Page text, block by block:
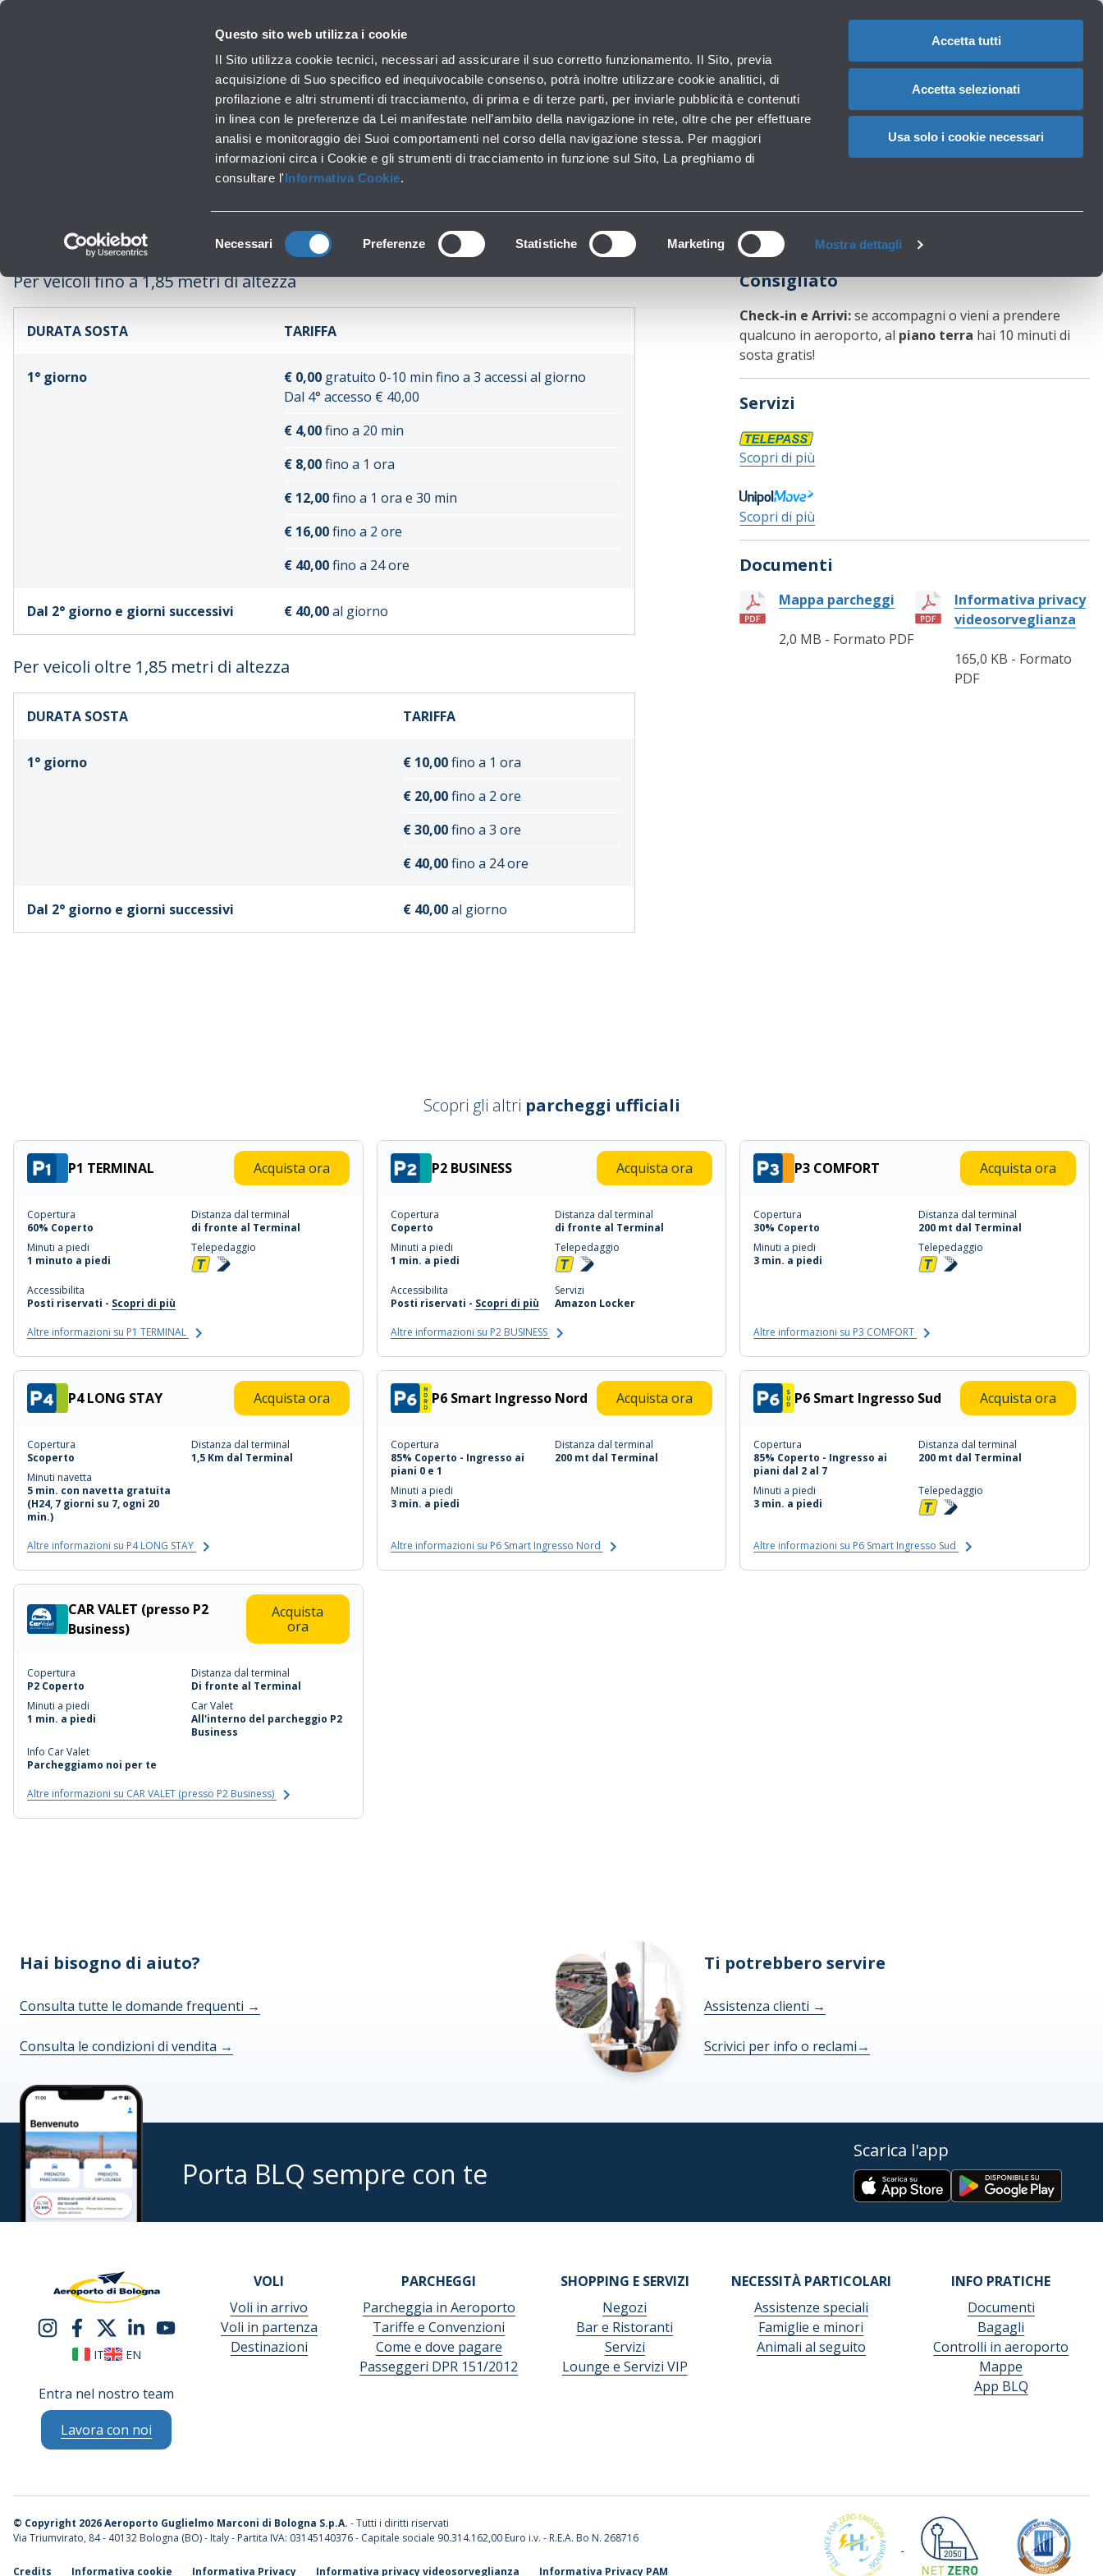
Questo sito web utilizza i cookie
Il Sito utilizza cookie tecnici, necessari ad assicurare il suo corretto funzionamento. Il Sito, previa
acquisizione di Suo specifico ed inequivocabile consenso, potrà inoltre utilizzare cookie analitici, di
profilazione e altri strumenti di tracciamento, di prima e di terze parti, per inviarle pubblicità e contenuti
in linea con le preferenze da Lei manifestate nell’ambito della navigazione in rete, oltre che per effettuare
analisi e monitoraggio dei Suoi comportamenti nel corso della navigazione stessa. Per maggiori
informazioni circa i Cookie e gli strumenti di tracciamento in funzione sul Sito, La preghiamo di
consultare l'Informativa Cookie.
del
Necessari Preferenze Statistiche Marketing Mostra dettagli
Accetta tutti
Accetta selezionati
Usa solo i cookie necessari
CAMBIA
Voli
Orari, destinazioni e info
Parcheggi
Soste brevi e lunghe
Da e per l'aeroporto
Trasporti pubblici e auto
In aeroporto
Lounge, shopping e servizi
Necessità particolari
Accessibilità, Famiglie, Animali Carrello
Kiss & Fly: Check-in e Arrivi
Per veicoli fino a 1,85 metri di altezza
DURATA SOSTA TARIFFA
1° giorno € 0,00 gratuito 0-10 min fino a 3 accessi al giorno
Dal 4° accesso € 40,00
€ 4,00fino a 20 min
€ 8,00fino a 1 ora
€ 12,00fino a 1 ora e 30 min
€ 16,00fino a 2 ore
€ 40,00fino a 24 ore
Dal 2° giorno e giorni successivi € 40,00al giorno
Per veicoli oltre 1,85 metri di altezza
DURATA SOSTA TARIFFA
1° giorno € 10,00fino a 1 ora
€ 20,00fino a 2 ore
€ 30,00fino a 3 ore
€ 40,00fino a 24 ore
Dal 2° giorno e giorni successivi € 40,00al giorno
Consigliato
Check-in e Arrivi:se accompagni o vieni a prendere
qualcuno in aeroporto, al piano terra hai 10 minuti di
sosta gratis!
Servizi
Scopri di più
Scopri di più
Documenti
Mappa parcheggi
2,0 MB - Formato PDF
Informativa privacy
videosorveglianza
165,0 KB - Formato
PDF
Scopri gli altri parcheggi ufficiali
P1 TERMINAL Acquista ora
Copertura
60% Coperto
Distanza dal terminal
di fronte al Terminal
Minuti a piedi
1 minuto a piedi
Telepedaggio
Accessibilita
Posti riservati - Scopri di più
Altre informazioni su P1 TERMINAL
P2 BUSINESS Acquista ora
Copertura
Coperto
Distanza dal terminal
di fronte al Terminal
Minuti a piedi
1 min. a piedi
Telepedaggio
Accessibilita
Posti riservati - Scopri di più
Servizi
Amazon Locker
Altre informazioni su P2 BUSINESS
P3 COMFORT Acquista ora
Copertura
30% Coperto
Distanza dal terminal
200 mt dal Terminal
Minuti a piedi
3 min. a piedi
Telepedaggio
Altre informazioni su P3 COMFORT
P4 LONG STAY Acquista ora
Copertura
Scoperto
Distanza dal terminal
1,5 Km dal Terminal
Minuti navetta
5 min. con navetta gratuita
(H24, 7 giorni su 7, ogni 20
min.)
Altre informazioni su P4 LONG STAY
P6 Smart Ingresso Nord Acquista ora
Copertura
85% Coperto - Ingresso ai
piani 0 e 1
Distanza dal terminal
200 mt dal Terminal
Minuti a piedi
3 min. a piedi
Altre informazioni su P6 Smart Ingresso Nord
P6 Smart Ingresso Sud Acquista ora
Copertura
85% Coperto - Ingresso ai
piani dal 2 al 7
Distanza dal terminal
200 mt dal Terminal
Minuti a piedi
3 min. a piedi
Telepedaggio
Altre informazioni su P6 Smart Ingresso Sud
CAR VALET (presso P2
Business)
Acquista
ora
Copertura
P2 Coperto
Distanza dal terminal
Di fronte al Terminal
Minuti a piedi
1 min. a piedi
Car Valet
All'interno del parcheggio P2
Business
Info Car Valet
Parcheggiamo noi per te
Altre informazioni su CAR VALET (presso P2 Business)
Hai bisogno di aiuto?
Consulta tutte le domande frequenti →
Consulta le condizioni di vendita →
Ti potrebbero servire
Assistenza clienti →
Scrivici per info o reclami→
Porta BLQ sempre con te
Scarica l'app
IT EN
Entra nel nostro team
Lavora con noi
VOLI
Voli in arrivo
Voli in partenza
Destinazioni
PARCHEGGI
Parcheggia in Aeroporto
Tariffe e Convenzioni
Come e dove pagare
Passeggeri DPR 151/2012
SHOPPING E SERVIZI
Negozi
Bar e Ristoranti
Servizi
Lounge e Servizi VIP
NECESSITÀ PARTICOLARI
Assistenze speciali
Famiglie e minori
Animali al seguito
INFO PRATICHE
Documenti
Bagagli
Controlli in aeroporto
Mappe
App BLQ
© Copyright 2026 Aeroporto Guglielmo Marconi di Bologna S.p.A. - Tutti i diritti riservati
Via Triumvirato, 84 - 40132 Bologna (BO) - Italy - Partita IVA: 03145140376 - Capitale sociale 90.314.162,00 Euro i.v. - R.E.A. Bo N. 268716
Credits Informativa cookie Informativa Privacy Informativa privacy videosorveglianza Informativa Privacy PAM